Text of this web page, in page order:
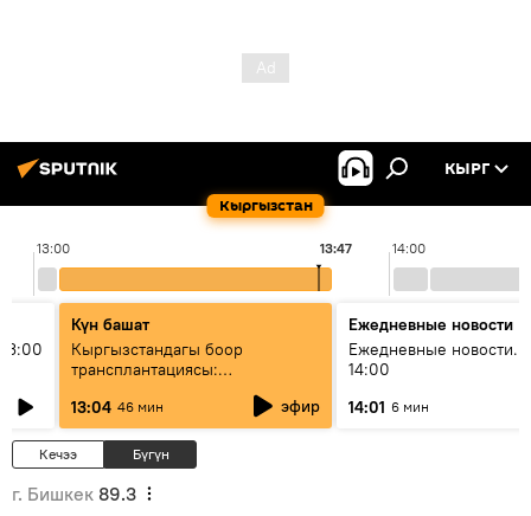
Кыргызстан
КЫРГ
13:00 14:00
13:47
Күн башат
Кыргызстандагы боор
трансплантациясы:
жетишкендиктер жана өнүгүү
келечеги
13:04 46 мин эфир
Ежедневные новости
Ежедневные новости.
14:00
14:01 6 мин
Кечээ Бүгүн
г. Бишкек 89.3